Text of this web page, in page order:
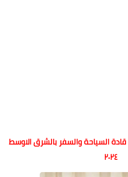
السياحة والسفر بالشرق الاوسط
٢٠٢٤